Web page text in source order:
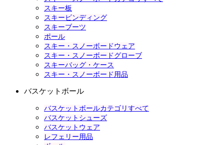
スキー板
スキービンディング
スキーブーツ
ポール
スキー・スノーボードウェア
スキー・スノーボードグローブ
スキーバッグ・ケース
スキー・スノーボード用品
バスケットボール
バスケットボールカテゴリすべて
バスケットシューズ
バスケットウェア
レフェリー用品